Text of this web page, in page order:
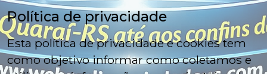
Política de privacidade
Esta política de privacidade e cookies tem
como objetivo informar como coletamos e